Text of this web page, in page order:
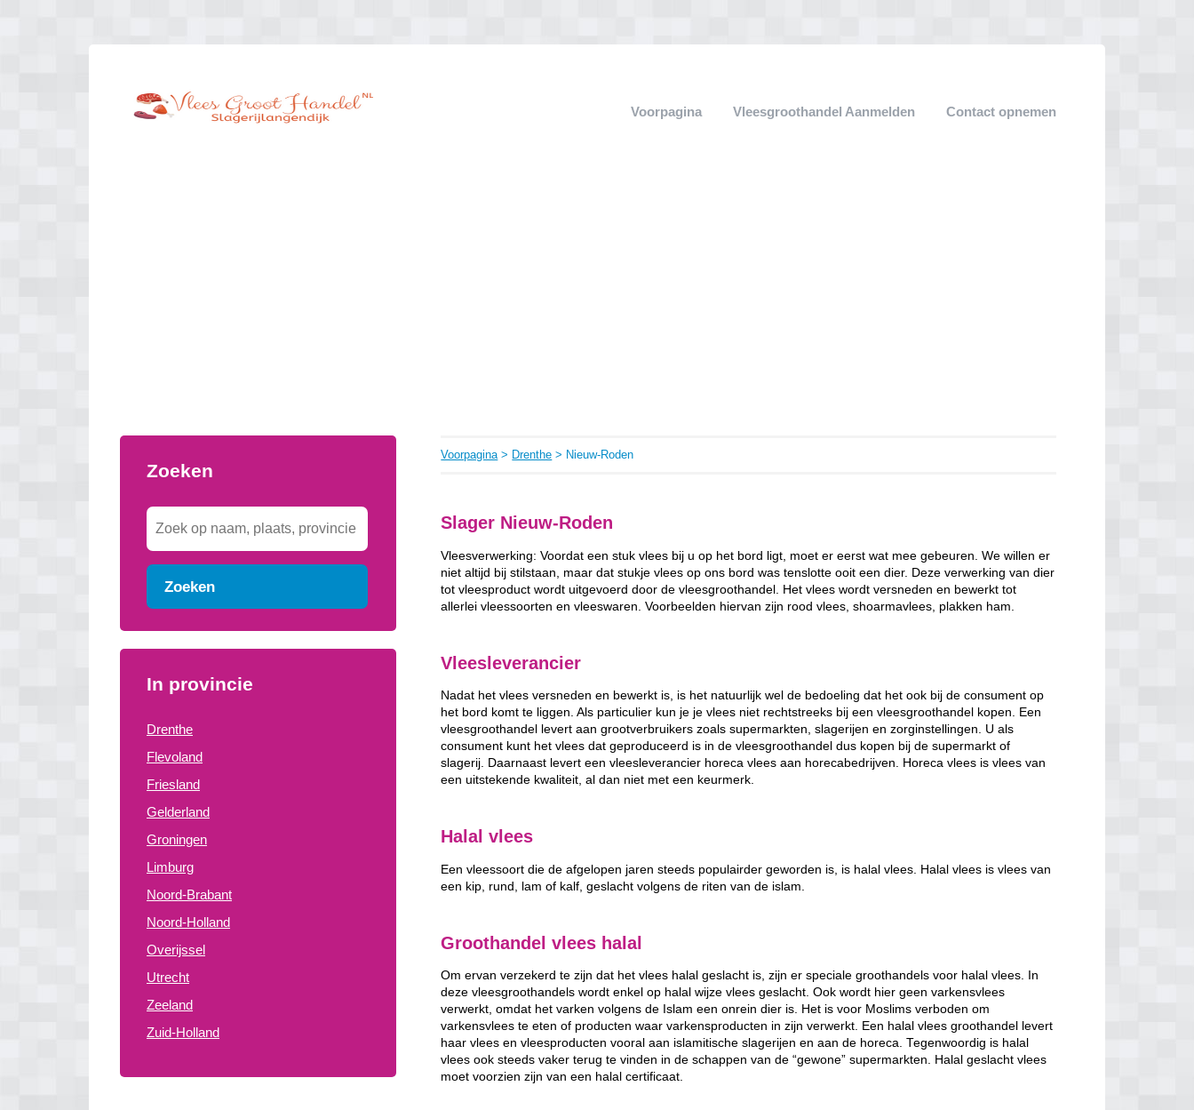
Voorpagina Vleesgroothandel Aanmelden Contact opnemen
Zoeken
Zoeken
In provincie
Drenthe
Flevoland
Friesland
Gelderland
Groningen
Limburg
Noord-Brabant
Noord-Holland
Overijssel
Utrecht
Zeeland
Zuid-Holland
Voorpagina> Drenthe > Nieuw-Roden
Slager Nieuw-Roden
Vleesverwerking: Voordat een stuk vlees bij u op het bord ligt, moet er eerst wat mee gebeuren. We willen er
niet altijd bij stilstaan, maar dat stukje vlees op ons bord was tenslotte ooit een dier. Deze verwerking van dier
tot vleesproduct wordt uitgevoerd door de vleesgroothandel. Het vlees wordt versneden en bewerkt tot
allerlei vleessoorten en vleeswaren. Voorbeelden hiervan zijn rood vlees, shoarmavlees, plakken ham.
Vleesleverancier
Nadat het vlees versneden en bewerkt is, is het natuurlijk wel de bedoeling dat het ook bij de consument op
het bord komt te liggen. Als particulier kun je je vlees niet rechtstreeks bij een vleesgroothandel kopen. Een
vleesgroothandel levert aan grootverbruikers zoals supermarkten, slagerijen en zorginstellingen. U als
consument kunt het vlees dat geproduceerd is in de vleesgroothandel dus kopen bij de supermarkt of
slagerij. Daarnaast levert een vleesleverancier horeca vlees aan horecabedrijven. Horeca vlees is vlees van
een uitstekende kwaliteit, al dan niet met een keurmerk.
Halal vlees
Een vleessoort die de afgelopen jaren steeds populairder geworden is, is halal vlees. Halal vlees is vlees van
een kip, rund, lam of kalf, geslacht volgens de riten van de islam.
Groothandel vlees halal
Om ervan verzekerd te zijn dat het vlees halal geslacht is, zijn er speciale groothandels voor halal vlees. In
deze vleesgroothandels wordt enkel op halal wijze vlees geslacht. Ook wordt hier geen varkensvlees
verwerkt, omdat het varken volgens de Islam een onrein dier is. Het is voor Moslims verboden om
varkensvlees te eten of producten waar varkensproducten in zijn verwerkt. Een halal vlees groothandel levert
haar vlees en vleesproducten vooral aan islamitische slagerijen en aan de horeca. Tegenwoordig is halal
vlees ook steeds vaker terug te vinden in de schappen van de “gewone” supermarkten. Halal geslacht vlees
moet voorzien zijn van een halal certificaat.